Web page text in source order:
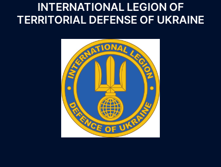
INTERNATIONAL LEGION OF
TERRITORIAL DEFENSE OF UKRAINE